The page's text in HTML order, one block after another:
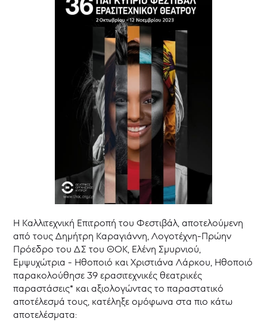
Η Καλλιτεχνική Επιτροπή του Φεστιβάλ, αποτελούμενη
από τους Δημήτρη Καραγιάννη, Λογοτέχνη-Πρώην
Πρόεδρο του ΔΣ του ΘΟΚ, Ελένη Σμυρνιού,
Εμψυχώτρια - Ηθοποιό και Χριστιάνα Λάρκου, Ηθοποιό
παρακολούθησε 39 ερασιτεχνικές θεατρικές
παραστάσεις* και αξιολογώντας το παραστατικό
αποτέλεσμά τους, κατέληξε ομόφωνα στα πιο κάτω
αποτελέσματα:
Θεάτρου
Παγκύπριο
Ερασιτεχνικού
Θεάτρου
34ο
Παγκύπριο
Φεστιβάλ
Ερασιτεχνικού
Θεάτρου
32ο
Παγκύπριο